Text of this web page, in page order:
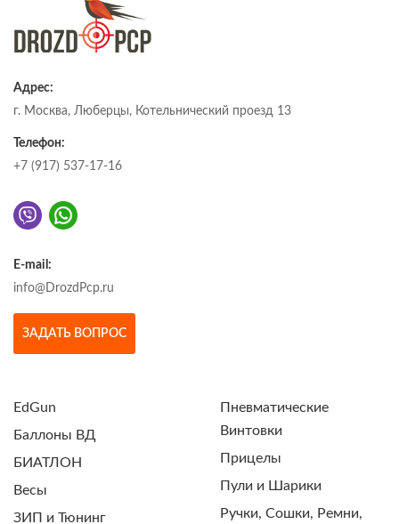
Адрес:
г. Москва, Люберцы, Котельнический проезд 13
Телефон:
+7 (917) 537-17-16
E-mail:
info@DrozdPcp.ru
ЗАДАТЬ ВОПРОС
EdGun
Баллоны ВД
БИАТЛОН
Весы
ЗИП и Тюнинг
Пневматические
Винтовки
Прицелы
Пули и Шарики
Ручки, Сошки, Ремни,